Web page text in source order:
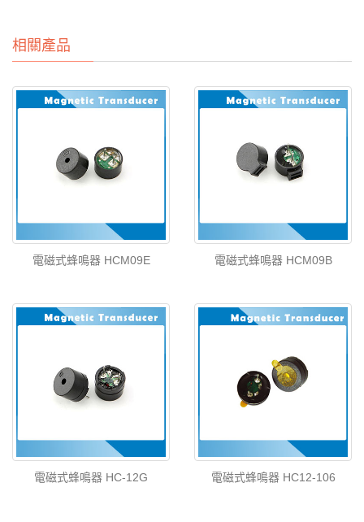
相關產品
電磁式蜂鳴器 HCM09E 電磁式蜂鳴器 HCM09B
電磁式蜂鳴器 HC-12G 電磁式蜂鳴器 HC12-106